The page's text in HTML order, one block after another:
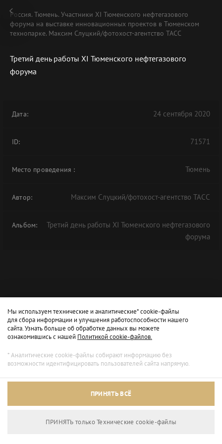
Россия. Тюмень. Участники XI Тюменского нефтегазового
форума на выставке инновационных проектов в Тюменском
технопарке. Максим Слуцкий/фотохост-агентство ТАСС
Третий день работы XI Тюменского нефтегазового
форума
Дата: 24 сентября 2020
ID: 71571
Место проведения : Тюмень
Автор: Максим Слуцкий/фотохост-агентство ТАСС
Альбом:
Третий день работы XI Тюменского нефтегазового
форума
Мы используем технические и аналитические* cookie-файлы
для сбора информации и улучшения работоспособности нашего
сайта. Узнать больше об обработке данных вы можете
ознакомившись с нашей Политикой cookie-файлов.
* Аналитические cookie-файлы собирают информацию без
возможности идентифицировать пользователей сайта напрямую.
ПРИНЯТЬ ВСЁ
ПРИНЯТЬ только Технические сookie-файлы